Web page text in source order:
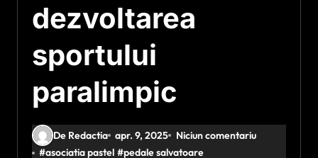
dezvoltarea
sportului
paralimpic
De Redactia apr. 9, 2025
Niciun comentariu
#asociatia pastel #pedale salvatoare